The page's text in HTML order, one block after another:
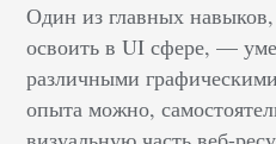
Один из главных
освоить в UI сфере, —
различными
опыта можно,